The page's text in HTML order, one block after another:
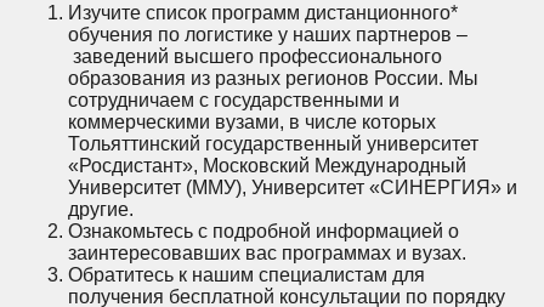
Изучите список программ дистанционного*
обучения по логистике у наших партнеров –
заведений высшего профессионального
образования из разных регионов России. Мы
сотрудничаем с государственными и
коммерческими вузами, в числе которых
Тольяттинский государственный университет
«Росдистант», Московский Международный
Университет (ММУ), Университет «СИНЕРГИЯ» и
другие.
Ознакомьтесь с подробной информацией о
заинтересовавших вас программах и вузах.
Обратитесь к нашим специалистам для
получения бесплатной консультации по порядку